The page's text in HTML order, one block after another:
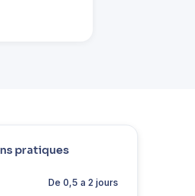
pratiques
De 0,5 a 2 jours